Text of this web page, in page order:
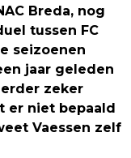
Breda, nog
tussen FC
seizoenen
jaar geleden
zeker
er niet bepaald
Vaessen zelf